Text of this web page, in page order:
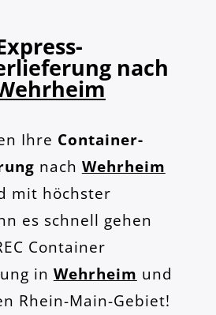
nach
Ihre Container-
nach Wehrheim
mit höchster
es schnell gehen
Container
in Wehrheim und
Rhein-Main-Gebiet!